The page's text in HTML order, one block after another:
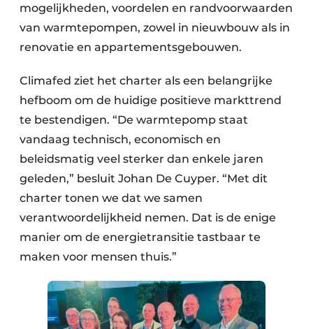
mogelijkheden, voordelen en randvoorwaarden
van warmtepompen, zowel in nieuwbouw als in
renovatie en appartementsgebouwen.
Climafed ziet het charter als een belangrijke
hefboom om de huidige positieve markttrend
te bestendigen. “De warmtepomp staat
vandaag technisch, economisch en
beleidsmatig veel sterker dan enkele jaren
geleden,” besluit Johan De Cuyper. “Met dit
charter tonen we dat we samen
verantwoordelijkheid nemen. Dat is de enige
manier om de energietransitie tastbaar te
maken voor mensen thuis.”